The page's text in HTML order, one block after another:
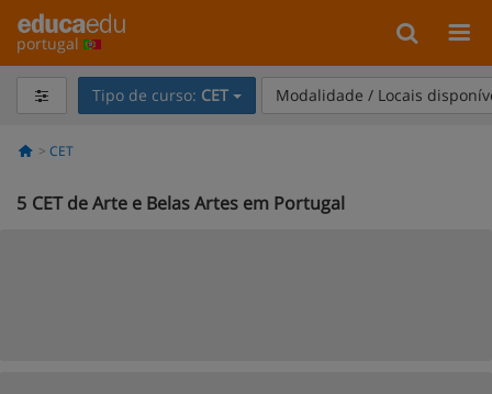
portugal
Tipo de curso: CET Modalidade / Locais
CET
5 CET de Arte e Belas Artes em Portugal